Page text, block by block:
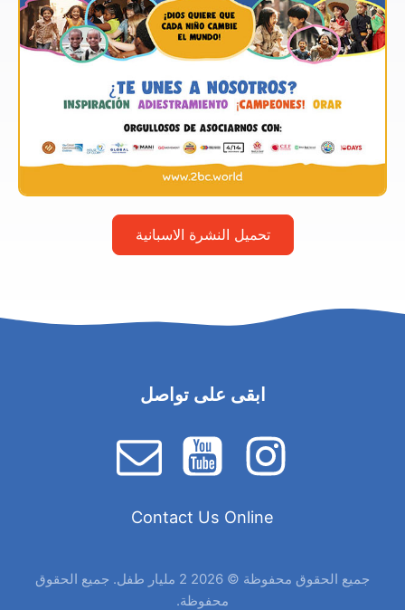
تحميل النشرة الاسبانية
ابقى على تواصل
Contact Us Online
جميع الحقوق محفوظة © 2026 2 مليار طفل. جميع الحقوق
محفوظة.